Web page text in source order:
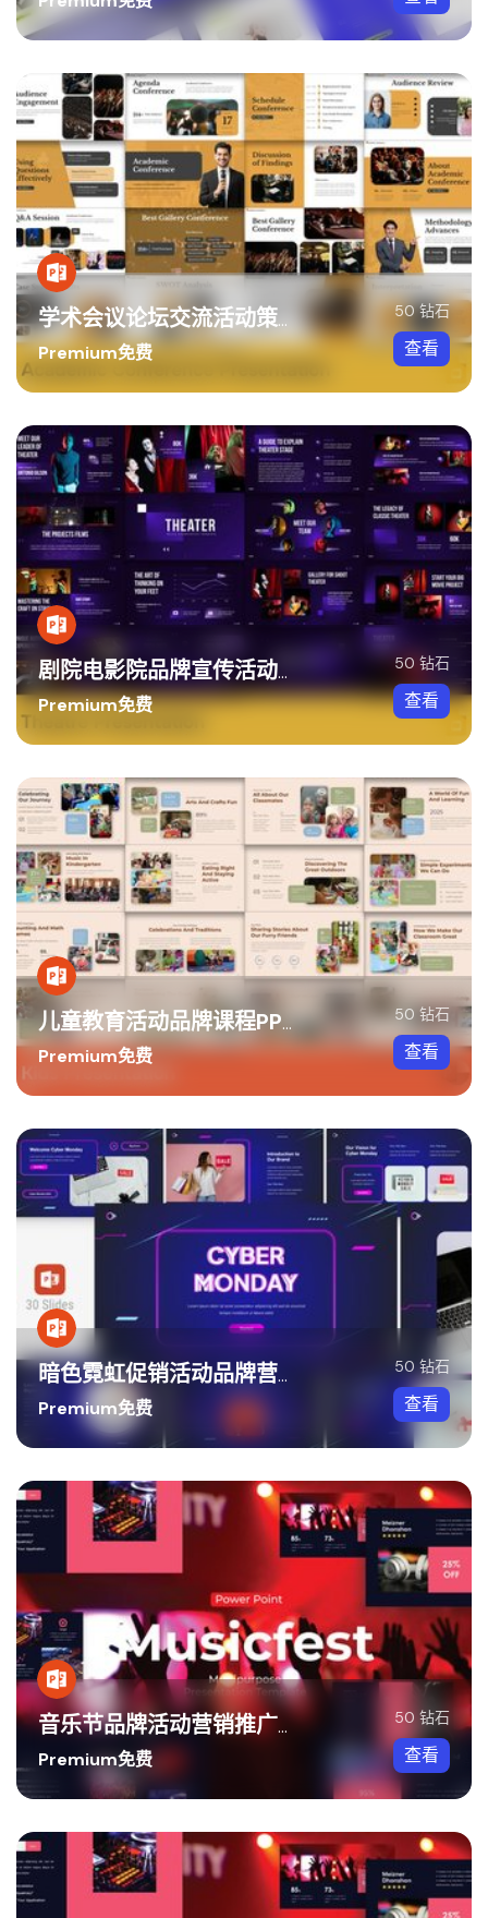
学术会议论坛交流活动策划PPT模板
Premium免费
50 钻石
查看
剧院电影院品牌宣传活动PPT模板
Premium免费
50 钻石
查看
儿童教育活动品牌课程PPT模板
Premium免费
50 钻石
查看
暗色霓虹促销活动品牌营销PPT模板
Premium免费
50 钻石
查看
音乐节品牌活动营销推广PPT模板
Premium免费
50 钻石
查看